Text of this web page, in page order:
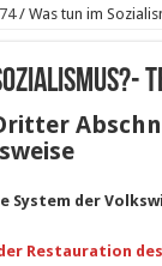
74 / Was tun im
System der
Restauration